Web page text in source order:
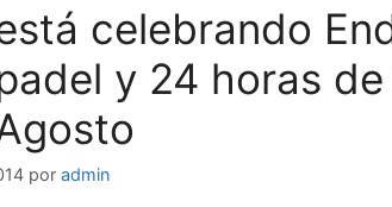
celebrando
y 24 horas
por admin